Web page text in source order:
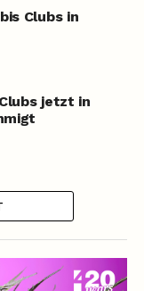
Clubs in
jetzt in